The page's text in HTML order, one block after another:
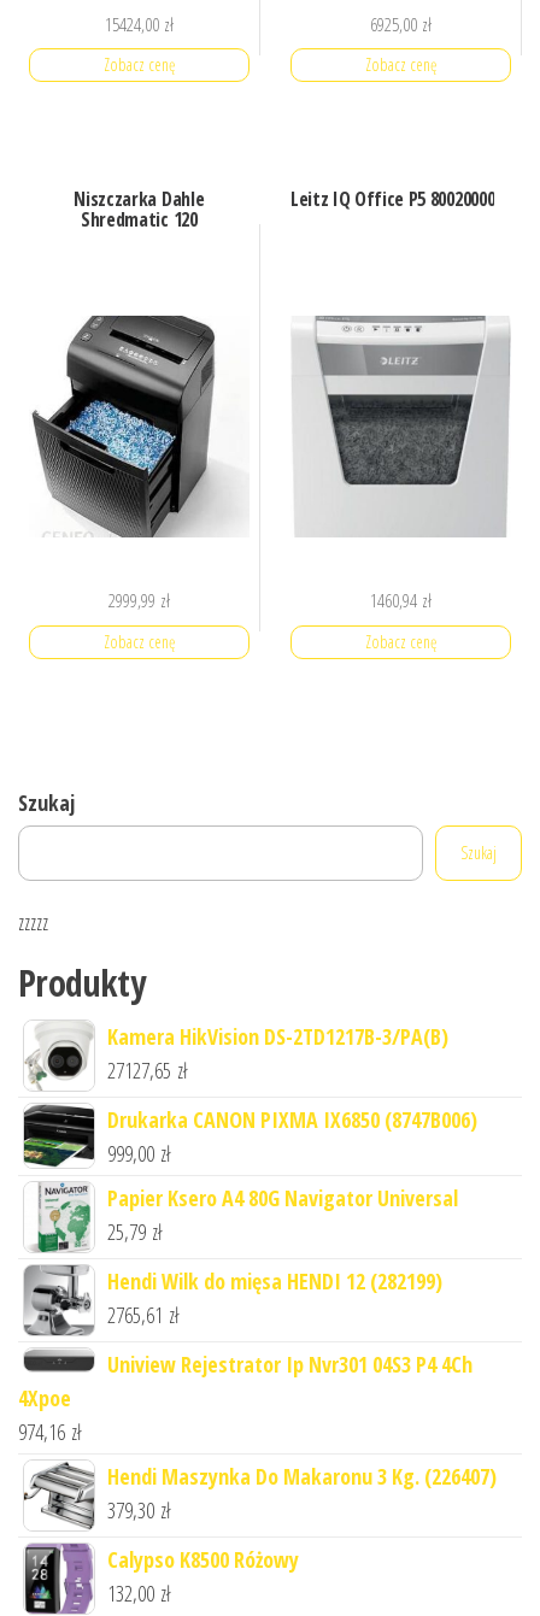
15424,00 zł
Zobacz cenę
6925,00 zł
Zobacz cenę
Niszczarka Dahle
Shredmatic 120
2999,99 zł
Zobacz cenę
Leitz IQ Office P5 80020000
1460,94 zł
Zobacz cenę
Szukaj
Szukaj
zzzzz
Produkty
Kamera HikVision DS-2TD1217B-3/PA(B)
27127,65 zł
Drukarka CANON PIXMA IX6850 (8747B006)
999,00 zł
Papier Ksero A4 80G Navigator Universal
25,79 zł
Hendi Wilk do mięsa HENDI 12 (282199)
2765,61 zł
Uniview Rejestrator Ip Nvr301 04S3 P4 4Ch
4Xpoe
974,16 zł
Hendi Maszynka Do Makaronu 3 Kg. (226407)
379,30 zł
Calypso K8500 Różowy
132,00 zł